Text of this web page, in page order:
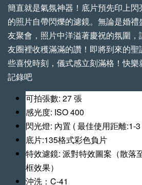
手工植鞣牛皮傘繩背帶 加購優惠
簡直就是氣氛神器！底片預先印上
的照片自帶閃爍的濾鏡。無論是婚
友聚會，照片中洋溢著慶祝的氛圍
友圈裡收穫滿滿的讚！即將到來的
些喜悅時刻，儀式感立刻滿格！快
記錄吧
可拍張數: 27 張
感光度: ISO 400
閃光燈: 內置 ( 最佳使用距離:1-
底片:135格式彩色負片
特效濾鏡: 派對特效圖案（散落
框效果）
沖洗：C-41